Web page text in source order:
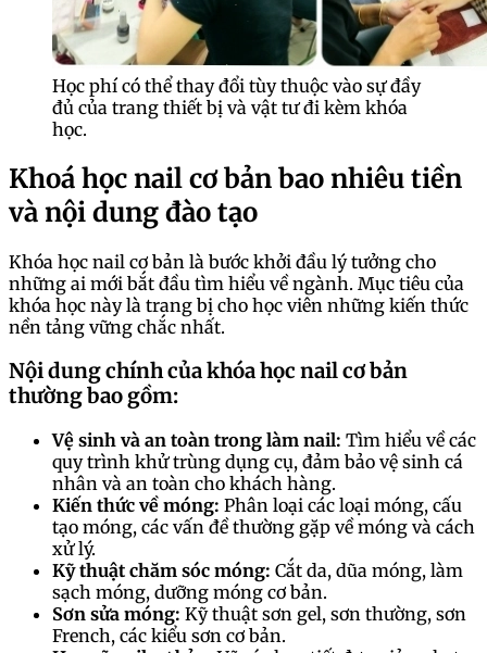
Học phí có thể thay đổi tùy thuộc vào sự đầy
đủ của trang thiết bị và vật tư đi kèm khóa
học.
Khoá học nail cơ bản bao nhiêu tiền
và nội dung đào tạo
Khóa học nail cơ bản là bước khởi đầu lý tưởng cho
những ai mới bắt đầu tìm hiểu về ngành. Mục tiêu của
khóa học này là trang bị cho học viên những kiến thức
nền tảng vững chắc nhất.
Nội dung chính của khóa học nail cơ bản
thường bao gồm:
Vệ sinh và an toàn trong làm nail: Tìm hiểu về các
quy trình khử trùng dụng cụ, đảm bảo vệ sinh cá
nhân và an toàn cho khách hàng.
Kiến thức về móng: Phân loại các loại móng, cấu
tạo móng, các vấn đề thường gặp về móng và cách
xử lý.
Kỹ thuật chăm sóc móng: Cắt da, dũa móng, làm
sạch móng, dưỡng móng cơ bản.
Sơn sửa móng: Kỹ thuật sơn gel, sơn thường, sơn
French, các kiểu sơn cơ bản.